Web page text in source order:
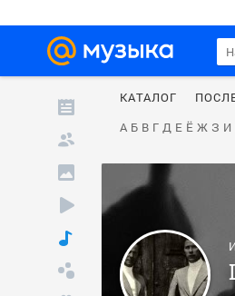
КАТАЛОГ
А Б В Г Д Е Ё Ж З И